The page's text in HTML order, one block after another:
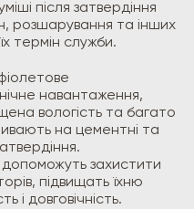
після затвердіння
розшарування та інших
термін служби.
навантаження,
вологість та багато
на цементні та
допоможуть захистити
підвищать їхню
і довговічність.